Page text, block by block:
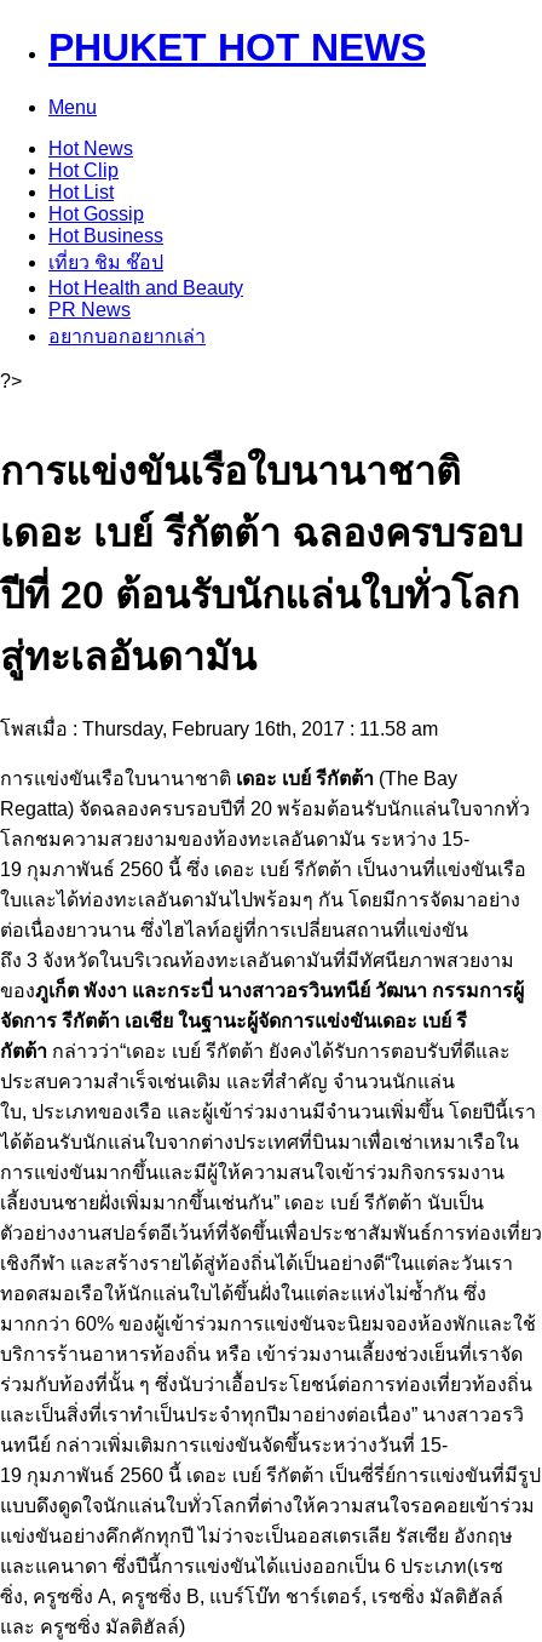
PHUKET HOT NEWS
Menu
HotNews
HotClip
HotList
HotGossip
HotBusiness
เที่ยว ชิม ช๊อป
HotHealth and Beauty
PR News
อยากบอกอยากเล่า
?>
การแข่งขันเรือใบนานาชาติ
เดอะ เบย์ รีกัตต้า ฉลองครบรอบ
ปีที่ 20 ต้อนรับนักแล่นใบทั่วโลก
สู่ทะเลอันดามัน
โพสเมื่อ : Thursday, February 16th, 2017 : 11.58 am
การแข่งขันเรือใบนานาชาติ เดอะ เบย์ รีกัตต้า (The Bay
Regatta) จัดฉลองครบรอบปีที่ 20 พร้อมต้อนรับนักแล่นใบจากทั่ว
โลกชมความสวยงามของท้องทะเลอันดามัน ระหว่าง 15-
19 กุมภาพันธ์ 2560 นี้ ซึ่ง เดอะ เบย์ รีกัตต้า เป็นงานที่แข่งขันเรือ
ใบและได้ท่องทะเลอันดามันไปพร้อมๆ กัน โดยมีการจัดมาอย่าง
ต่อเนื่องยาวนาน ซึ่งไฮไลท์อยู่ที่การเปลี่ยนสถานที่แข่งขัน
ถึง 3 จังหวัดในบริเวณท้องทะเลอันดามันที่มีทัศนียภาพสวยงาม
ของภูเก็ต พังงา และกระบี่ นางสาวอรวินทนีย์ วัฒนา กรรมการผู้
จัดการ รีกัตต้า เอเชีย ในฐานะผู้จัดการแข่งขันเดอะ เบย์ รี
กัตต้า กล่าวว่า“เดอะ เบย์ รีกัตต้า ยังคงได้รับการตอบรับที่ดีและ
ประสบความสำเร็จเช่นเดิม และที่สำคัญ จำนวนนักแล่น
ใบ, ประเภทของเรือ และผู้เข้าร่วมงานมีจำนวนเพิ่มขึ้น โดยปีนี้เรา
ได้ต้อนรับนักแล่นใบจากต่างประเทศที่บินมาเพื่อเช่าเหมาเรือใน
การแข่งขันมากขึ้นและมีผู้ให้ความสนใจเข้าร่วมกิจกรรมงาน
เลี้ยงบนชายฝั่งเพิ่มมากขึ้นเช่นกัน” เดอะ เบย์ รีกัตต้า นับเป็น
ตัวอย่างงานสปอร์ตอีเว้นท์ที่จัดขึ้นเพื่อประชาสัมพันธ์การท่องเที่ยว
เชิงกีฬา และสร้างรายได้สู่ท้องถิ่นได้เป็นอย่างดี“ในแต่ละวันเรา
ทอดสมอเรือให้นักแล่นใบได้ขึ้นฝั่งในแต่ละแห่งไม่ซ้ำกัน ซึ่ง
มากกว่า 60% ของผู้เข้าร่วมการแข่งขันจะนิยมจองห้องพักและใช้
บริการร้านอาหารท้องถิ่น หรือ เข้าร่วมงานเลี้ยงช่วงเย็นที่เราจัด
ร่วมกับท้องที่นั้น ๆ ซึ่งนับว่าเอื้อประโยชน์ต่อการท่องเที่ยวท้องถิ่น
และเป็นสิ่งที่เราทำเป็นประจำทุกปีมาอย่างต่อเนื่อง” นางสาวอรวิ
นทนีย์ กล่าวเพิ่มเติมการแข่งขันจัดขึ้นระหว่างวันที่ 15-
19 กุมภาพันธ์ 2560 นี้ เดอะ เบย์ รีกัตต้า เป็นซี่รี่ย์การแข่งขันที่มีรูป
แบบดึงดูดใจนักแล่นใบทั่วโลกที่ต่างให้ความสนใจรอคอยเข้าร่วม
แข่งขันอย่างคึกคักทุกปี ไม่ว่าจะเป็นออสเตรเลีย รัสเซีย อังกฤษ
และแคนาดา ซึ่งปีนี้การแข่งขันได้แบ่งออกเป็น 6 ประเภท(เรซ
ซิ่ง, ครูซซิ่ง A, ครูซซิ่ง B, แบร์โบ๊ท ชาร์เตอร์, เรซซิ่ง มัลติฮัลล์
และ ครูซซิ่ง มัลติฮัลล์)